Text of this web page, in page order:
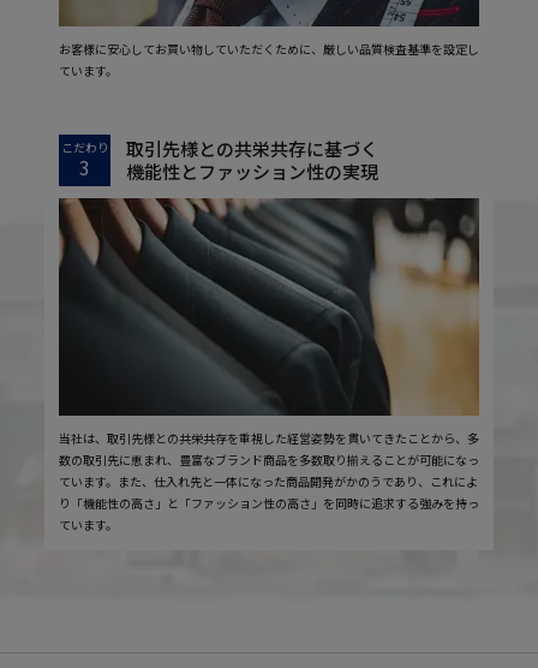
お客様に安心してお買い物していただくために、厳しい品質検査基準を設定し
ています。
こだわり
3
取引先様との共栄共存に基づく
機能性とファッション性の実現
当社は、取引先様との共栄共存を重視した経営姿勢を貫いてきたことから、多
数の取引先に恵まれ、豊富なブランド商品を多数取り揃えることが可能になっ
ています。また、仕入れ先と一体になった商品開発がかのうであり、これによ
り「機能性の高さ」と「ファッション性の高さ」を同時に追求する強みを持っ
ています。